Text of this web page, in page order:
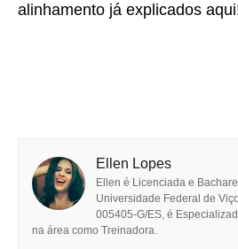
alinhamento já explicados
Ellen Lopes
Ellen é Licenciada e
Universidade Federal de
005405-G/ES, é
na área como Treinadora.